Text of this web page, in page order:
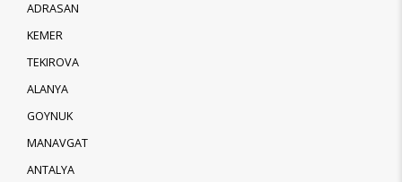
ADRASAN
KEMER
TEKIROVA
ALANYA
GOYNUK
MANAVGAT
ANTALYA